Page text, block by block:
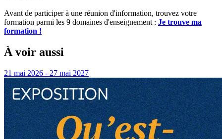
Avant de participer à une réunion d'information, trouvez votre
formation parmi les 9 domaines d'enseignement : Je trouve ma
formation !
À voir aussi
21 mai 2026 - 27 mai 2027